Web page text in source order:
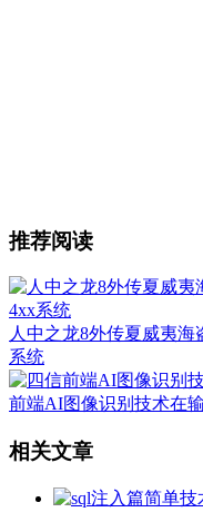
推荐阅读
人中之龙8外传夏威夷海
系统
前端AI图像识别技术在
相关文章